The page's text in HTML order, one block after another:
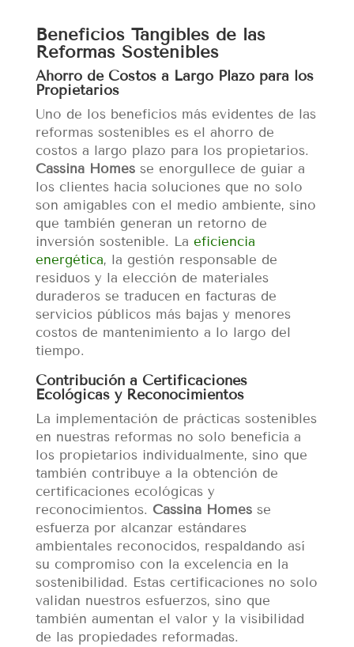
Beneficios Tangibles de las
Reformas Sostenibles
Ahorro de Costos a Largo Plazo para los
Propietarios
Uno de los beneficios más evidentes de las
reformas sostenibles es el ahorro de
costos a largo plazo para los propietarios.
Cassina Homesse enorgullece de guiar a
los clientes hacia soluciones que no solo
son amigables con el medio ambiente, sino
que también generan un retorno de
inversión sostenible. La eficiencia
energética, la gestión responsable de
residuos y la elección de materiales
duraderos se traducen en facturas de
servicios públicos más bajas y menores
costos de mantenimiento a lo largo del
tiempo.
Contribución a Certificaciones
Ecológicas y Reconocimientos
La implementación de prácticas sostenibles
en nuestras reformas no solo beneficia a
los propietarios individualmente, sino que
también contribuye a la obtención de
certificaciones ecológicas y
reconocimientos. Cassina Homesse
esfuerza por alcanzar estándares
ambientales reconocidos, respaldando así
su compromiso con la excelencia en la
sostenibilidad. Estas certificaciones no solo
validan nuestros esfuerzos, sino que
también aumentan el valor y la visibilidad
de las propiedades reformadas.